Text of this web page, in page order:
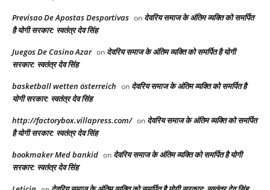
Previsao De Apostas Desportivas on देवरिय समाज के अंतिम व्यक्ति को समर्पित
है योगी सरकार: स्वतंत्र देव सिंह
Juegos De Casino Azar on देवरिय समाज के अंतिम व्यक्ति को समर्पित है योगी
सरकार: स्वतंत्र देव सिंह
basketball wetten österreich on देवरिय समाज के अंतिम व्यक्ति को समर्पित है
योगी सरकार: स्वतंत्र देव सिंह
http://factorybox.villapress.com/ on देवरिय समाज के अंतिम व्यक्ति को समर्पित
है योगी सरकार: स्वतंत्र देव सिंह
bookmaker Med bankid on देवरिय समाज के अंतिम व्यक्ति को समर्पित है योगी
सरकार: स्वतंत्र देव सिंह